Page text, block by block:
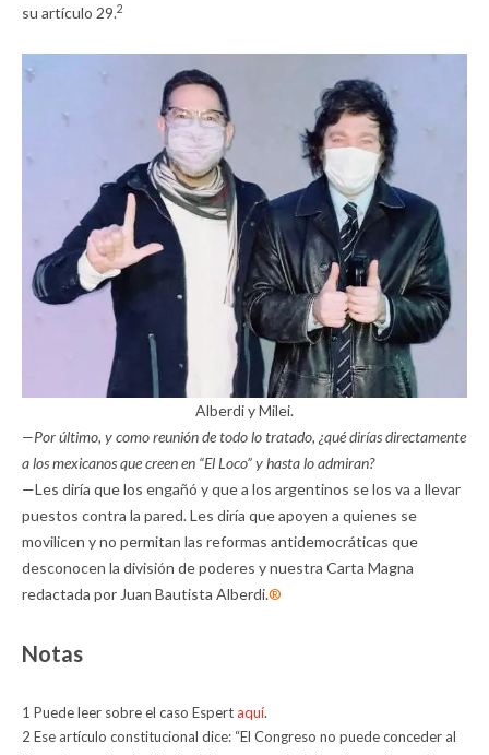
su artículo 29.2
Alberdi y Milei.
—Por último, y como reunión de todo lo tratado, ¿qué dirías directamente
a los mexicanos que creen en “El Loco” y hasta lo admiran?
—Les diría que los engañó y que a los argentinos se los va a llevar
puestos contra la pared. Les diría que apoyen a quienes se
movilicen y no permitan las reformas antidemocráticas que
desconocen la división de poderes y nuestra Carta Magna
redactada por Juan Bautista Alberdi.®
Notas
1 Puede leer sobre el caso Espertaquí.
2 Ese artículo constitucional dice: “El Congreso no puede conceder al